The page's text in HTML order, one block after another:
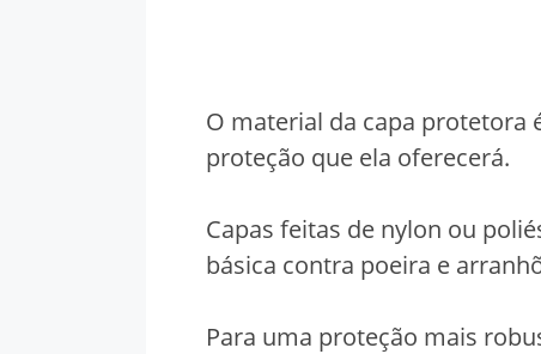
O material da capa protetora
proteção que ela oferecerá.
Capas feitas de nylon ou
básica contra poeira e
Para uma proteção mais